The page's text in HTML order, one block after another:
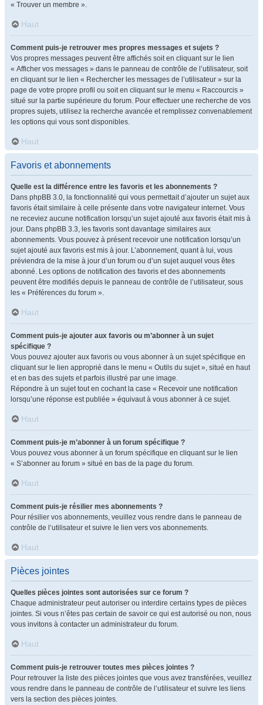
« Trouver un membre ».
Haut
Comment puis-je retrouver mes propres messages et sujets ?
Vos propres messages peuvent être affichés soit en cliquant sur le lien
« Afficher vos messages » dans le panneau de contrôle de l’utilisateur, soit
en cliquant sur le lien « Rechercher les messages de l’utilisateur » sur la
page de votre propre profil ou soit en cliquant sur le menu « Raccourcis »
situé sur la partie supérieure du forum. Pour effectuer une recherche de vos
propres sujets, utilisez la recherche avancée et remplissez convenablement
les options qui vous sont disponibles.
Haut
Favoris et abonnements
Quelle est la différence entre les favoris et les abonnements ?
Dans phpBB 3.0, la fonctionnalité qui vous permettait d’ajouter un sujet aux
favoris était similaire à celle présente dans votre navigateur internet. Vous
ne receviez aucune notification lorsqu’un sujet ajouté aux favoris était mis à
jour. Dans phpBB 3.3, les favoris sont davantage similaires aux
abonnements. Vous pouvez à présent recevoir une notification lorsqu’un
sujet ajouté aux favoris est mis à jour. L’abonnement, quant à lui, vous
préviendra de la mise à jour d’un forum ou d’un sujet auquel vous êtes
abonné. Les options de notification des favoris et des abonnements
peuvent être modifiés depuis le panneau de contrôle de l’utilisateur, sous
les « Préférences du forum ».
Haut
Comment puis-je ajouter aux favoris ou m’abonner à un sujet
spécifique ?
Vous pouvez ajouter aux favoris ou vous abonner à un sujet spécifique en
cliquant sur le lien approprié dans le menu « Outils du sujet », situé en haut
et en bas des sujets et parfois illustré par une image.
Répondre à un sujet tout en cochant la case « Recevoir une notification
lorsqu’une réponse est publiée » équivaut à vous abonner à ce sujet.
Haut
Comment puis-je m’abonner à un forum spécifique ?
Vous pouvez vous abonner à un forum spécifique en cliquant sur le lien
« S’abonner au forum » situé en bas de la page du forum.
Haut
Comment puis-je résilier mes abonnements ?
Pour résilier vos abonnements, veuillez vous rendre dans le panneau de
contrôle de l’utilisateur et suivre le lien vers vos abonnements.
Haut
Pièces jointes
Quelles pièces jointes sont autorisées sur ce forum ?
Chaque administrateur peut autoriser ou interdire certains types de pièces
jointes. Si vous n’êtes pas certain de savoir ce qui est autorisé ou non, nous
vous invitons à contacter un administrateur du forum.
Haut
Comment puis-je retrouver toutes mes pièces jointes ?
Pour retrouver la liste des pièces jointes que vous avez transférées, veuillez
vous rendre dans le panneau de contrôle de l’utilisateur et suivre les liens
vers la section des pièces jointes.